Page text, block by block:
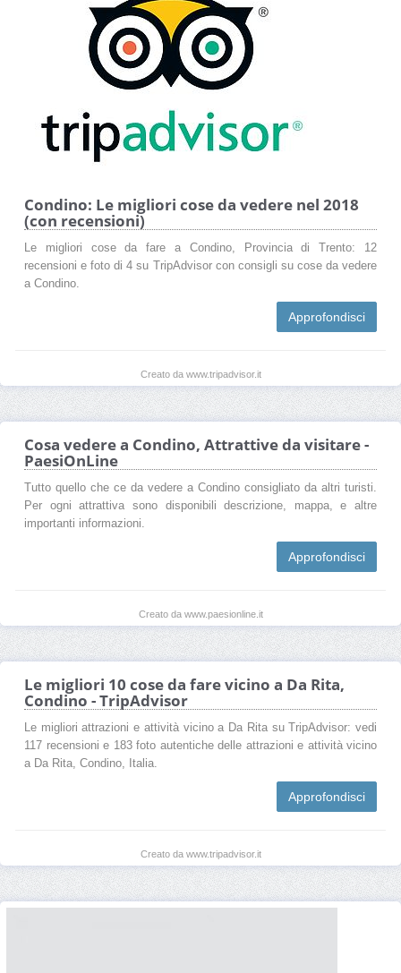
Condino: Le migliori cose da vedere nel 2018
(con recensioni)
Le migliori cose da fare a Condino, Provincia di Trento: 12
recensioni e foto di 4 su TripAdvisor con consigli su cose da vedere
a Condino.
Approfondisci
Creato da www.tripadvisor.it
Cosa vedere a Condino, Attrattive da visitare -
PaesiOnLine
Tutto quello che ce da vedere a Condino consigliato da altri turisti.
Per ogni attrattiva sono disponibili descrizione, mappa, e altre
importanti informazioni.
Approfondisci
Creato da www.paesionline.it
Le migliori 10 cose da fare vicino a Da Rita,
Condino - TripAdvisor
Le migliori attrazioni e attività vicino a Da Rita su TripAdvisor: vedi
117 recensioni e 183 foto autentiche delle attrazioni e attività vicino
a Da Rita, Condino, Italia.
Approfondisci
Creato da www.tripadvisor.it